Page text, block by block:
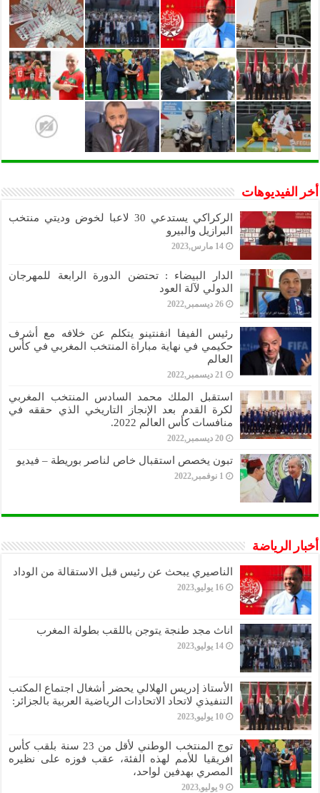
أخر الفيديوهات
الركراكي يستدعي 30 لاعبا لخوض وديتي منتخب
البرازيل والبيرو
14 مارس,2023
الدار البيضاء : تحتضن الدورة الرابعة للمهرجان
الدولي لآلة العود
26 ديسمبر,2022
رئيس الفيفا انفنتينو يتكلم عن خلافه مع أشرف
حكيمي في نهاية مباراة المنتخب المغربي في كأس
العالم
21 ديسمبر,2022
استقبل الملك محمد السادس المنتخب المغربي
لكرة القدم بعد الإنجاز التاريخي الذي حققه في
منافسات كأس العالم 2022.
20 ديسمبر,2022
تبون يخصص استقبال خاص لناصر بوريطة – فيديو
1 نوفمبر,2022
أخبار الرياضة
الناصيري يبحث عن رئيس قبل الاستقالة من الوداد
16 يوليو,2023
اناث مجد طنجة يتوجن باللقب بطولة المغرب
14 يوليو,2023
الأستاذ إدريس الهلالي يحضر أشغال اجتماع المكتب
التنفيذي لاتحاد الاتحادات الرياضية العربية بالجزائر:
10 يوليو,2023
توج المنتخب الوطني لأقل من 23 سنة بلقب كأس
افريقيا للأمم لهذه الفئة، عقب فوزه على نظيره
المصري بهدفين لواحد،
9 يوليو,2023